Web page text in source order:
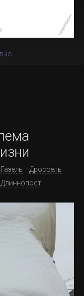
Газель
Дроссель
Длиннопост